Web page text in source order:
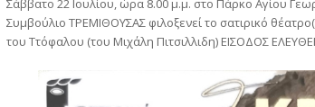
Σάββατο 22 Ιουλίου, ώρα 8.00 μ.μ. στο Πάρκο Αγίου
Συμβούλιο ΤΡΕΜΙΘΟΥΣΑΣ φιλοξενεί το σατιρικό
του Ττόφαλου (του Μιχάλη Πιτσιλλιδη) ΕΙΣΟΔΟΣ